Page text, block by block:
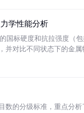
学性能分析
国标硬度和抗拉强度（
并对比不同状态下的金属
数的分级标准，重点分